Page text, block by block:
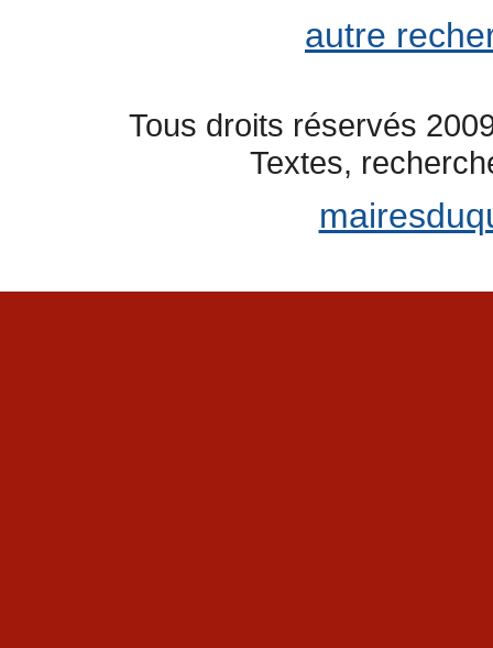
autre
Tous droits réservés
Textes,